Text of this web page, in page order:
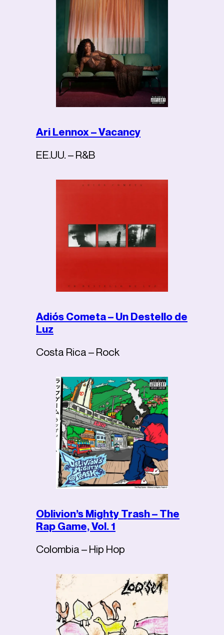
Ari Lennox – Vacancy
EE.UU. – R&B
Adiós Cometa – Un Destello de
Luz
Costa Rica – Rock
Oblivion’s Mighty Trash – The
Rap Game, Vol. 1
Colombia – Hip Hop